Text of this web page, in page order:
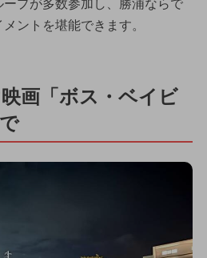
プが多数参加し、勝浦ならで
ントを堪能できます。
画「ボス・ベイビ